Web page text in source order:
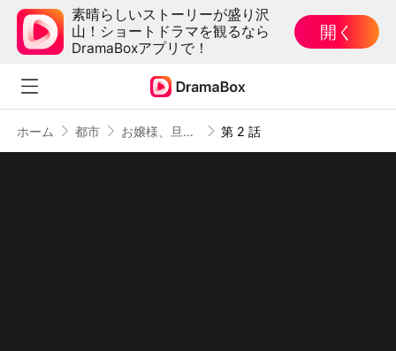
素晴らしいストーリーが盛り沢
山！ショートドラマを観るなら
DramaBoxアプリで！
開く
ホーム 都市 お嬢様、旦那さんが落ちていますよ（吹き替え） 第 2 話